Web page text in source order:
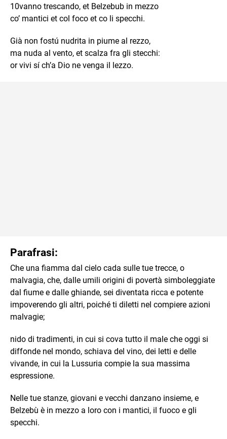
10vanno trescando, et Belzebub in mezzo
co’ mantici et col foco et co li specchi.
Già non fostú nudrita in piume al rezzo,
ma nuda al vento, et scalza fra gli stecchi:
or vivi sí ch’a Dio ne venga il lezzo.
Parafrasi:
Che una fiamma dal cielo cada sulle tue trecce, o
malvagia, che, dalle umili origini di povertà simboleggiate
dal fiume e dalle ghiande, sei diventata ricca e potente
impoverendo gli altri, poiché ti diletti nel compiere azioni
malvagie;
nido di tradimenti, in cui si cova tutto il male che oggi si
diffonde nel mondo, schiava del vino, dei letti e delle
vivande, in cui la Lussuria compie la sua massima
espressione.
Nelle tue stanze, giovani e vecchi danzano insieme, e
Belzebù è in mezzo a loro con i mantici, il fuoco e gli
specchi.